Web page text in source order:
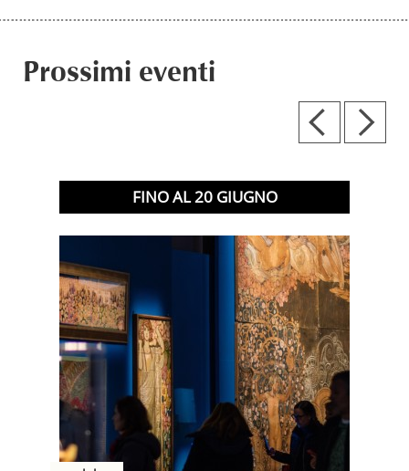
Prossimi eventi
FINO AL20GIUGNO